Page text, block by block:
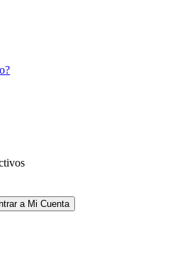
a Mi Cuenta